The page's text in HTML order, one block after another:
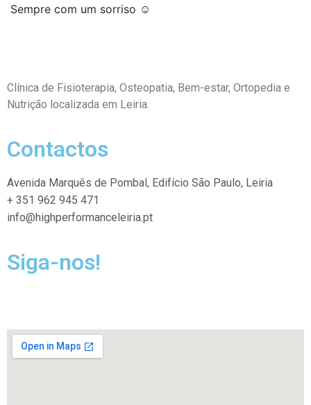
Sempre com um sorriso ☺️
Clínica de Fisioterapia, Osteopatia, Bem-estar, Ortopedia e
Nutrição localizada em Leiria.
Contactos
Avenida Marquês de Pombal, Edifício São Paulo, Leiria
+ 351 962 945 471
info@highperformanceleiria.pt
Siga-nos!